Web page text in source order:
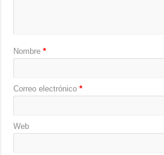
Nombre*
Correo electrónico*
Web